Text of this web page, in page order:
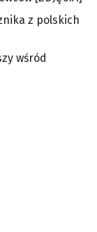
z polskich
wśród